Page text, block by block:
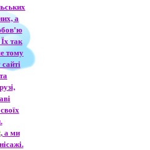
а
так
тому
, а ми